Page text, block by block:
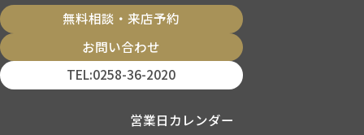
無料相談・来店予約
お問い合わせ
TEL:0258-36-2020
営業日カレンダー